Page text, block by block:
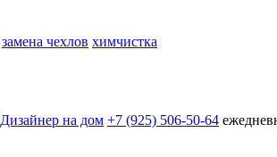
замена чехлов химчистка
Дизайнер на дом +7 (925) 506-50-64